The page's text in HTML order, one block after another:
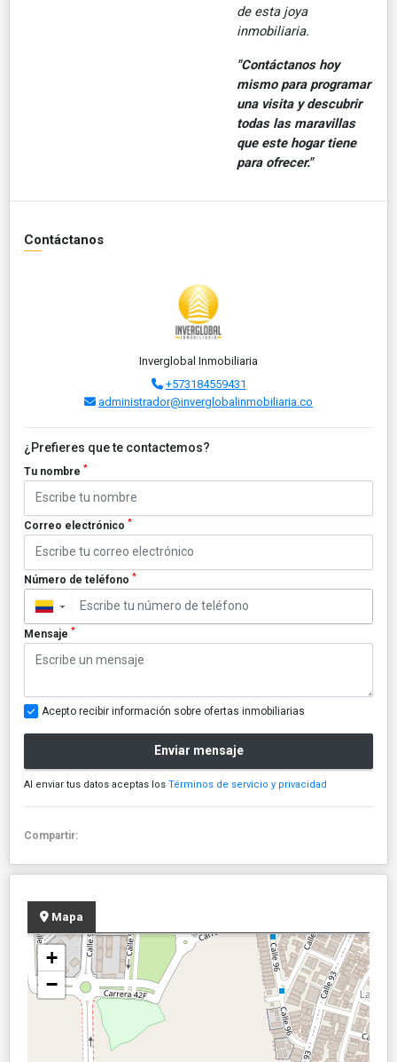
de esta joya
inmobiliaria.
"Contáctanos hoy
mismo para programar
una visita y descubrir
todas las maravillas
que este hogar tiene
para ofrecer."
Contáctanos
Inverglobal Inmobiliaria
+573184559431
administrador@inverglobalinmobiliaria.co
¿Prefieres que te contactemos?
Tu nombre *
Correo electrónico *
Número de teléfono *
▼
Mensaje *
Acepto recibir información sobre ofertas inmobiliarias
Enviar mensaje
Al enviar tus datos aceptas los Términos de servicio y privacidad
Compartir:
Mapa
+
−